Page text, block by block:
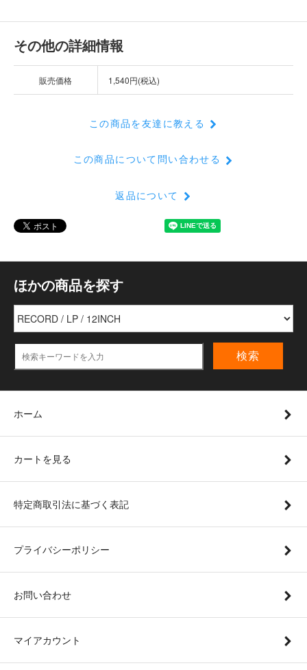
その他の詳細情報
販売価格 1,540円(税込)
この商品を友達に教える
この商品について問い合わせる
返品について
ほかの商品を探す
検索
ホーム
カートを見る
特定商取引法に基づく表記
プライバシーポリシー
お問い合わせ
マイアカウント